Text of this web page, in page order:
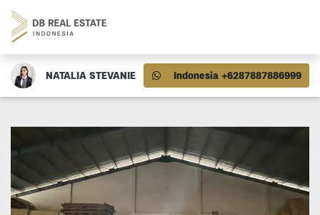
NATALIA STEVANIE Indonesia +6287887886999